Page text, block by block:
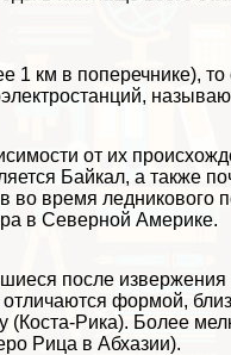
1 км в поперечнике),
от их
Байкал, а также
во время
в Северной Америке.
после
формой,
Рика). Более
Рица в Абхазии).